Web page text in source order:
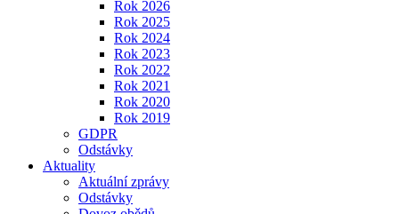
Rok 2026
Rok 2025
Rok 2024
Rok 2023
Rok 2022
Rok 2021
Rok 2020
Rok 2019
GDPR
Odstávky
Aktuality
Aktuální zprávy
Odstávky